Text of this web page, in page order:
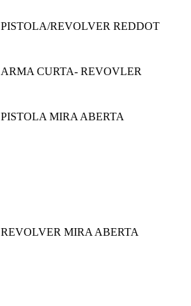
PISTOLA/REVOLVER REDDOT
ARMA CURTA- REVOVLER
PISTOLA MIRA ABERTA
REVOLVER MIRA ABERTA